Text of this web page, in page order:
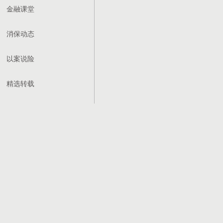
金融课堂
消保动态
以案说险
精选转载